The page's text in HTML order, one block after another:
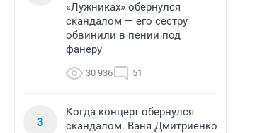
«Лужниках» обернулся
скандалом — его сестру
обвинили в пении под
фанеру
30 936 51
3
Когда концерт обернулся
скандалом. Ваня Дмитриенко